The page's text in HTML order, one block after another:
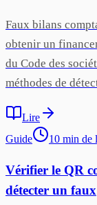
Faux bilans
obtenir un
du Code des
méthodes de
Lire
Guide
10 min de
Vérifier le QR
détecter un faux